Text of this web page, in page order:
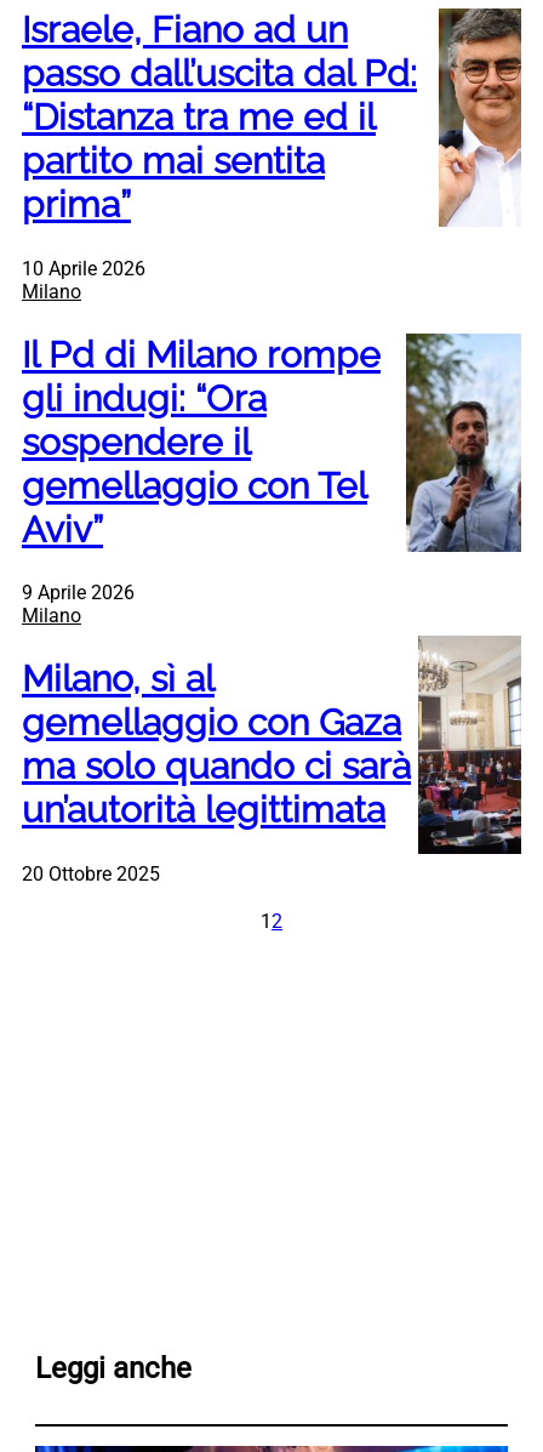
Israele, Fiano ad un
passo dall’uscita dal Pd:
“Distanza tra me ed il
partito mai sentita
prima”
10 Aprile 2026
Milano
Il Pd di Milano rompe
gli indugi: “Ora
sospendere il
gemellaggio con Tel
Aviv”
9 Aprile 2026
Milano
Milano, sì al
gemellaggio con Gaza
ma solo quando ci sarà
un’autorità legittimata
20 Ottobre 2025
1 2
Leggi anche